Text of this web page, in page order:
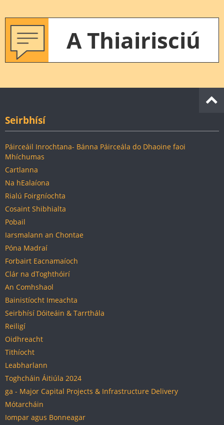
A Thiairisciú
Seirbhísí
Páirceáil Inrochtana- Bánna Páirceála do Dhaoine faoi
Mhíchumas
Cartlanna
Na hEalaíona
Rialú Foirgníochta
Cosaint Shibhialta
Pobail
Iarsmalann an Chontae
Póna Madraí
Forbairt Eacnamaíoch
Clár na dToghthóirí
An Comhshaol
Bainistíocht Imeachta
Seirbhísí Dóiteáin & Tarrthála
Reiligí
Oidhreacht
Tithíocht
Leabharlann
Toghcháin Áitiúla 2024
ga - Major Capital Projects & Infrastructure Delivery
Mótarcháin
Iompar agus Bonneagar